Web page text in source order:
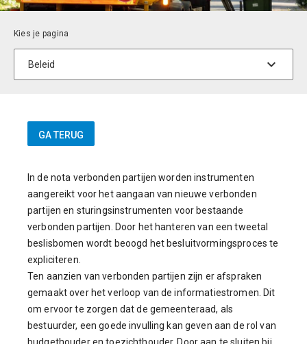
In de nota verbonden partijen worden instrumenten
aangereikt voor het aangaan van nieuwe verbonden
partijen en sturingsinstrumenten voor bestaande
verbonden partijen. Door het hanteren van een tweetal
beslisbomen wordt beoogd het besluitvormingsproces te
expliciteren.
Ten aanzien van verbonden partijen zijn er afspraken
gemaakt over het verloop van de informatiestromen. Dit
om ervoor te zorgen dat de gemeenteraad, als
bestuurder, een goede invulling kan geven aan de rol van